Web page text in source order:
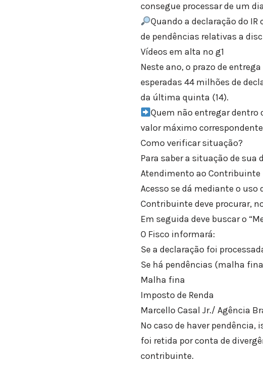
consegue processar de um
Quando a declaração do
de pendências relativas a
Vídeos em alta no g1
Neste ano, o prazo de
esperadas 44 milhões de
da última quinta (14).
Quem não entregar dentro
valor máximo
Como verificar situação?
Para saber a situação de sua
Atendimento ao Contribuinte
Acesso se dá mediante o
Contribuinte deve procurar,
Em seguida deve buscar o
O Fisco informará:
Se a declaração foi
Se há pendências (malha
Malha fina
Imposto de Renda
Marcello Casal Jr./ Agência
No caso de haver pendência,
foi retida por conta de
contribuinte.